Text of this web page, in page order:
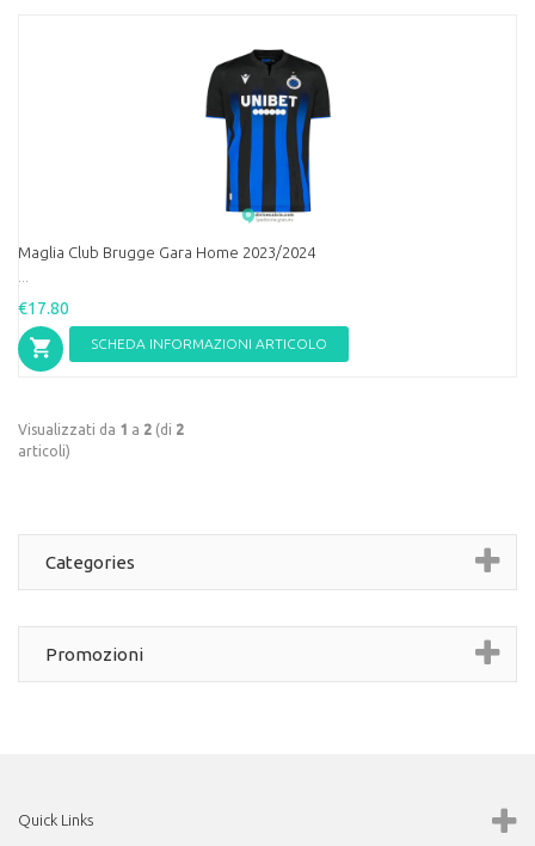
Maglia Club Brugge Gara Home 2023/2024
€17.80
SCHEDA INFORMAZIONI ARTICOLO
Visualizzati da 1 a 2 (di 2
articoli)
Categories
Promozioni
Quick Links